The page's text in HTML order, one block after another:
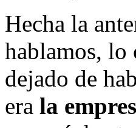
Hecha la
hablamos, lo
dejado de
era la